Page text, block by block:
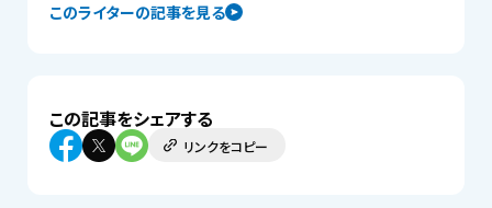
このライターの記事を見る
この記事をシェアする
リンクをコピー